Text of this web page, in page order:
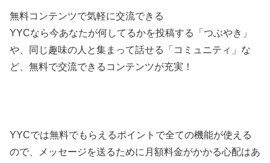
無料コンテンツで気軽に交流できる
YYCなら今あなたが何してるかを投稿する「つぶやき」
や、同じ趣味の人と集まって話せる「コミュニティ」な
ど、無料で交流できるコンテンツが充実！
YYCでは無料でもらえるポイントで全ての機能が使える
ので、メッセージを送るために月額料金がかかる心配はあ